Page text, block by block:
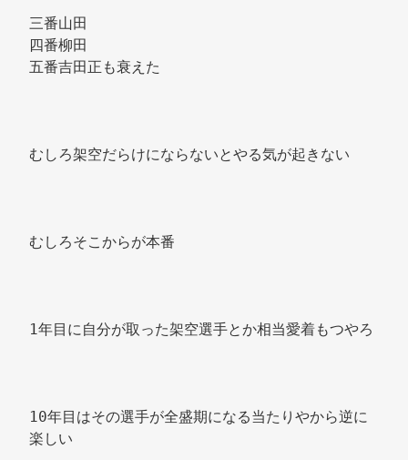
三番山田
四番柳田
五番吉田正も衰えた
むしろ架空だらけにならないとやる気が起きない
むしろそこからが本番
10年目はその選手が全盛期になる当たりやから逆に
楽しい